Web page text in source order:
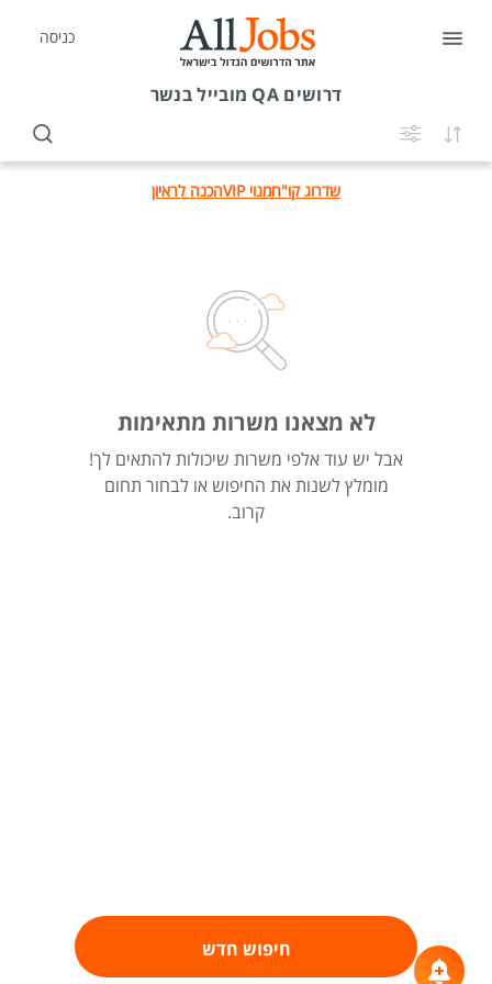
כניסה
דרושים QA מובייל בנשר
שדרוג קו"חמנוי VIP הכנה לראיון
לא מצאנו משרות מתאימות
אבל יש עוד אלפי משרות שיכולות להתאים לך!
מומלץ לשנות את החיפוש או לבחור תחום
קרוב.
חיפוש חדש